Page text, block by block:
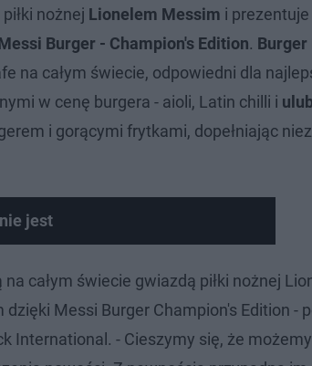
nożnej Lionelem Messim i
Burger - Champion's Edition. Burger
na całym świecie, odpowiedni dla
w cenę burgera - aioli, Latin chilli i
i gorącymi frytkami, dopełniając
jest
całym świecie gwiazdą piłki nożnej
Messi Burger Champion's Edition -
International. - Cieszymy się, że